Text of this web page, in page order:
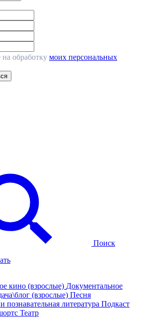
обработку моих персональных
Поиск
кино (взрослые) Документальное
(взрослые) Песня
познавательная литература Подкаст
Театр